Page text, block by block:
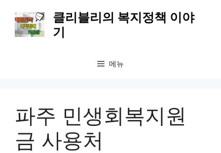
클리블리의 복지정책 이야
기
메뉴
파주 민생회복지원
금 사용처